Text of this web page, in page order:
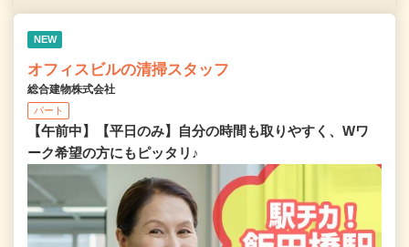
NEW
オフィスビルの清掃スタッフ
総合建物株式会社
パート
【午前中】【平日のみ】自分の時間も取りやすく、Wワ
ーク希望の方にもピッタリ♪